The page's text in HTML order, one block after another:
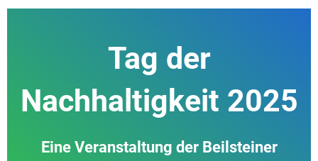
Tag der
Nachhaltigkeit 2025
Eine Veranstaltung der Beilsteiner